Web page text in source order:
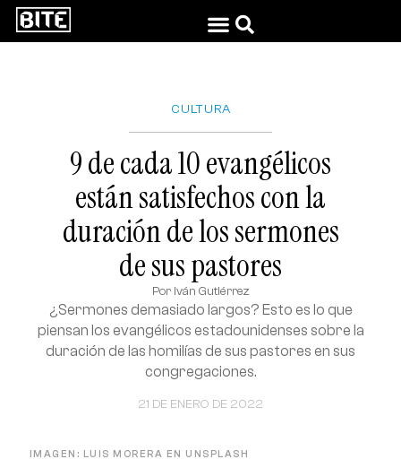
CULTURA
9 de cada 10 evangélicos
están satisfechos con la
duración de los sermones
de sus pastores
Por Iván Gutiérrez
21 DE ENERO DE 2022
¿Sermones demasiado largos? Esto es lo que
piensan los evangélicos estadounidenses sobre la
duración de las homilías de sus pastores en sus
congregaciones.
IMAGEN: LUIS MORERA EN UNSPLASH